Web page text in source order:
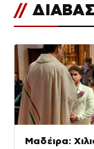
//
Μαδέιρα: